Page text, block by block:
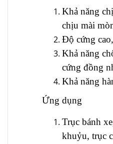
Khả năng
chịu mài
Độ cứng
Khả năng
cứng đồng
Khả năng
Ứng dụng
Trục bánh
khuỷu, trục